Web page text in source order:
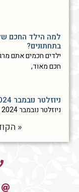
למה הילד החכם
בתחתונים?
ילדים חכמים אתם
חכם מאוד,
ניוזלטר נובמבר 2024
ניוזלטר נובמבר 2024 הורים יקרים, כבר יותר משנה
«